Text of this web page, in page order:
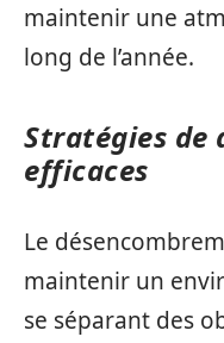
maintenir une
long de l’année.
Stratégies de
efficaces
Le
maintenir un
se séparant des